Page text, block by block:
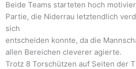
Beide Teams starteten hoch
Partie, die Niderrau letztendlich
sich
entscheiden konnte, da die
allen Bereichen cleverer agierte.
Trotz 8 Torschützen auf Seiten der